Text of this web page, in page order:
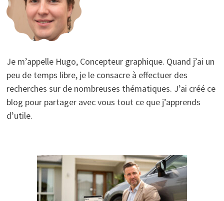
Je m’appelle Hugo, Concepteur graphique. Quand j’ai un
peu de temps libre, je le consacre à effectuer des
recherches sur de nombreuses thématiques. J’ai créé ce
blog pour partager avec vous tout ce que j’apprends
d’utile.